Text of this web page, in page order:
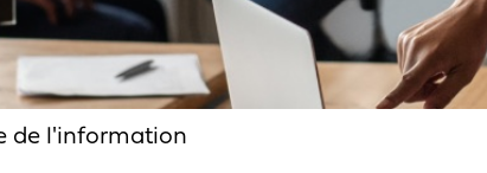
de l'information